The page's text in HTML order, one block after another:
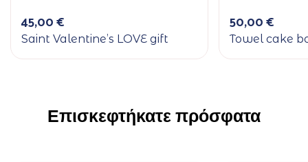
45,00€
Saint Valentine’s LOVE gift
50,00€
Towel cake
Επισκεφτήκατε πρόσφατα